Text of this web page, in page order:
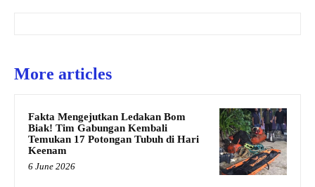
More articles
Fakta Mengejutkan Ledakan Bom
Biak! Tim Gabungan Kembali
Temukan 17 Potongan Tubuh di Hari
Keenam
6 June 2026